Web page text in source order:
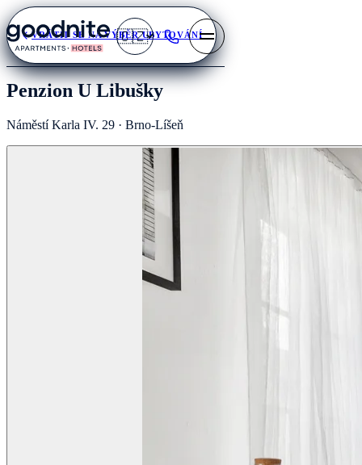
🇨🇿
VRÁTIT SE NA VÝBĚR UBYTOVÁNÍ
Penzion U Libušky
Náměstí Karla IV. 29 · Brno-Líšeň